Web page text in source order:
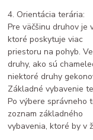
4. Orientácia terária:
Pre väčšinu druhov je
ktoré poskytuje viac
priestoru na pohyb.
druhy, ako sú
niektoré druhy
Základné vybavenie
Po výbere správneho
zoznam základného
vybavenia, ktoré by v